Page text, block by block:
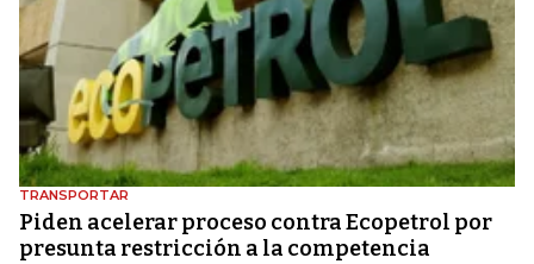
TRANSPORTAR
Piden acelerar proceso contra Ecopetrol por
presunta restricción a la competencia